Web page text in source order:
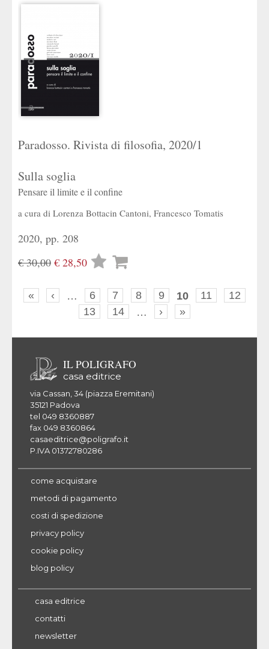
Paradosso. Rivista di filosofia, 2020/1
Sulla soglia
Pensare il limite e il confine
a cura di Lorenza Bottacin Cantoni, Francesco Tomatis
2020, pp. 208
€ 30,00 € 28,50 Lista
« ‹ … 6 7 8 9 10 11
12
13
14 … › »
IL POLIGRAFO
casa editrice
via Cassan, 34 (piazza Eremitani)
35121 Padova
tel 049 8360887
fax 049 8360864
casaeditrice@poligrafo.it
P.IVA 01372780286
come acquistare
metodi di pagamento
costi di spedizione
privacy policy
cookie policy
blog policy
casa editrice
contatti
newsletter